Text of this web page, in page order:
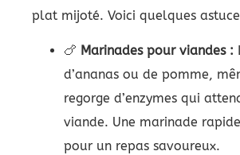
plat mijoté. Voici quelques
🍗 Marinades pour viandes :
d’ananas ou de pomme,
regorge d’enzymes qui
viande. Une marinade
pour un repas savoureux.